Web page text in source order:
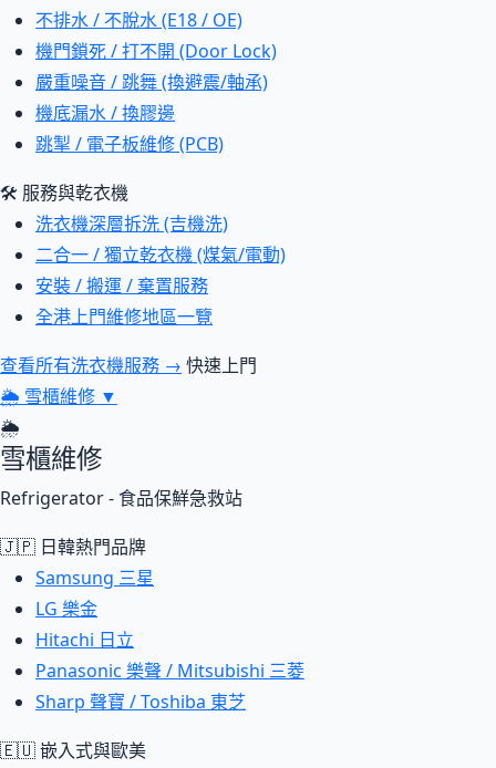
不排水 / 不脫水 (E18 / OE)
機門鎖死 / 打不開 (Door Lock)
嚴重噪音 / 跳舞 (換避震/軸承)
機底漏水 / 換膠邊
跳掣 / 電子板維修 (PCB)
🛠 服務與乾衣機
洗衣機深層拆洗 (吉機洗)
二合一 / 獨立乾衣機 (煤氣/電動)
安裝 / 搬運 / 棄置服務
全港上門維修地區一覽
查看所有洗衣機服務 → 快速上門
🌦 雪櫃維修 ▼
🌦
雪櫃維修
Refrigerator - 食品保鮮急救站
🇯🇵 日韓熱門品牌
Samsung 三星
LG 樂金
Hitachi 日立
Panasonic 樂聲 / Mitsubishi 三菱
Sharp 聲寶 / Toshiba 東芝
🇪🇺 嵌入式與歐美